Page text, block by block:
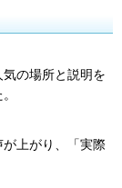
の場所と説明を
が上がり、「実際